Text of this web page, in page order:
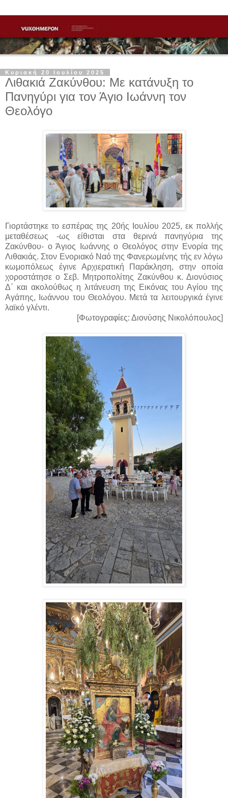
Κυριακή 20 Ιουλίου 2025
Λιθακιά Ζακύνθου: Με κατάνυξη το
Πανηγύρι για τον Άγιο Ιωάννη τον
Θεολόγο
Γιορτάστηκε το εσπέρας της 20ής Ιουλίου 2025, εκ πολλής
μεταθέσεως -ως είθισται στα θερινά πανηγύρια της
Ζακύνθου- ο Άγιος Ιωάννης ο Θεολόγος στην Ενορία της
Λιθακιάς. Στον Ενοριακό Ναό της Φανερωμένης τής εν λόγω
κωμοπόλεως έγινε Αρχιερατική Παράκληση, στην οποία
χοροστάτησε ο Σεβ. Μητροπολίτης Ζακύνθου κ. Διονύσιος
Δ΄ και ακολούθως η λιτάνευση της Εικόνας του Αγίου της
Αγάπης, Ιωάννου του Θεολόγου. Μετά τα λειτουργικά έγινε
λαϊκό γλέντι.
[Φωτογραφίες: Διονύσης Νικολόπουλος]